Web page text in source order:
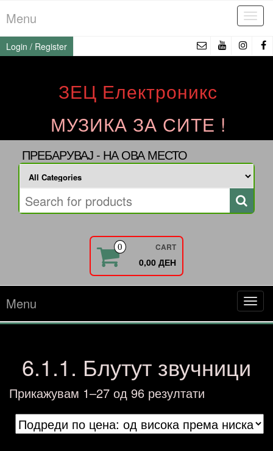
to
the
content
Menu
Login / Register
ЗЕЦ Електроникс
МУЗИКА ЗА СИТЕ !
ПРЕБАРУВАЈ - НА ОВА МЕСТО
0 CART
0,00 ДЕН
Menu
6.1.1. Блутут звучници
Прикажувам 1–27 од 96 резултати
by
price: